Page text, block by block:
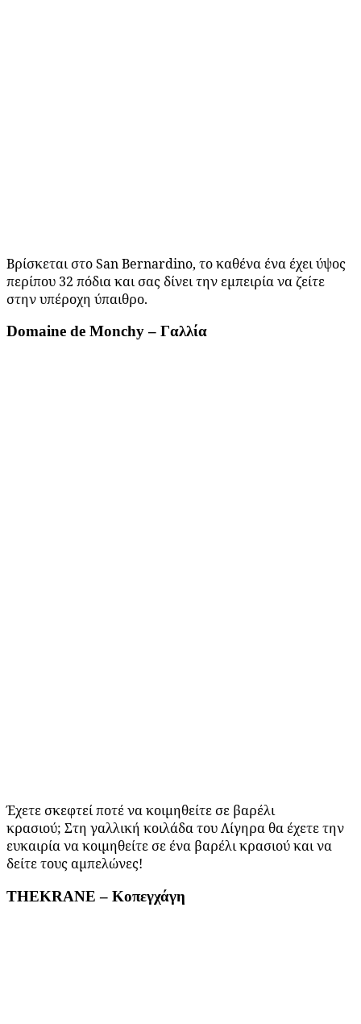
Βρίσκεται στο San Bernardino, το καθένα ένα έχει ύψος
περίπου 32 πόδια και σας δίνει την εμπειρία να ζείτε
στην υπέροχη ύπαιθρο.
Domaine de Monchy – Γαλλία
Έχετε σκεφτεί ποτέ να κοιμηθείτε σε βαρέλι
κρασιού; Στη γαλλική κοιλάδα του Λίγηρα θα έχετε την
ευκαιρία να κοιμηθείτε σε ένα βαρέλι κρασιού και να
δείτε τους αμπελώνες!
THEKRANE – Κοπεγχάγη